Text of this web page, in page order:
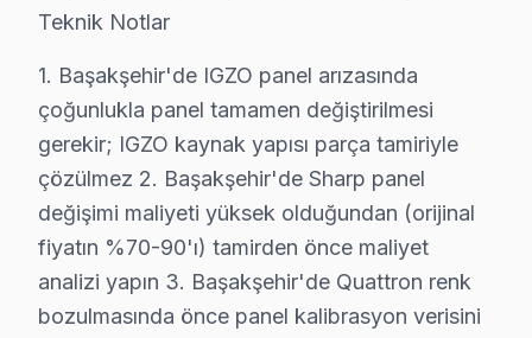
Başakşehir'de Sharp TV sahiplerine sunduğumuz
IGZO/VA Panel ve Ekran Onarımı: Renk
Kart Düzeyinde Tamir: Ana kart, güç kartı ve T-Con
Smart akıllı TV Platform Sorunları: AQUOS ve
Port ve Bağlantı Tamiri: HDMI, USB ve optik ses
» Başakşehir genelinde mobil servis ekibimizle
Şeffaf Fiyatlandırma ve Müşteri Memnuniyeti
Servis sürecinin başından sonuna kadar şeffaf fiyat
Teknik Notlar
1. Başakşehir'de IGZO panel arızasında
çoğunlukla panel tamamen değiştirilmesi
gerekir; IGZO kaynak yapısı parça tamiriyle
çözülmez 2. Başakşehir'de Sharp panel
değişimi maliyeti yüksek olduğundan (orijinal
fiyatın %70-90'ı) tamirden önce maliyet
analizi yapın 3. Başakşehir'de Quattron renk
bozulmasında önce panel kalibrasyon verisini